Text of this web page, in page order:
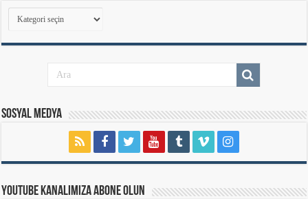
Kategoriler
Sosyal Medya
Youtube Kanalımıza Abone Olun